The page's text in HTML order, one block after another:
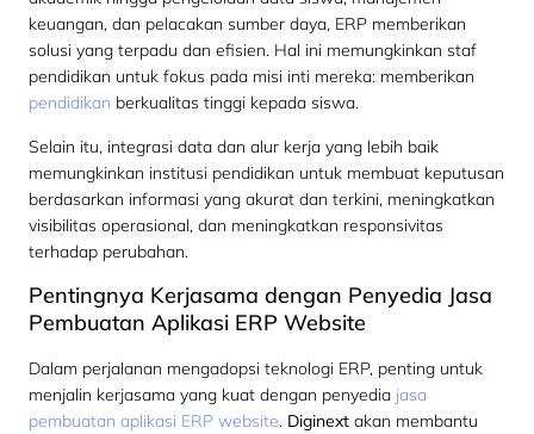
keuangan, dan pelacakan sumber daya, ERP memberikan
solusi yang terpadu dan efisien. Hal ini memungkinkan staf
pendidikan untuk fokus pada misi inti mereka: memberikan
pendidikan berkualitas tinggi kepada siswa.
Selain itu, integrasi data dan alur kerja yang lebih baik
memungkinkan institusi pendidikan untuk membuat keputusan
berdasarkan informasi yang akurat dan terkini, meningkatkan
visibilitas operasional, dan meningkatkan responsivitas
terhadap perubahan.
Pentingnya Kerjasama dengan Penyedia Jasa
Pembuatan Aplikasi ERP Website
Dalam perjalanan mengadopsi teknologi ERP, penting untuk
menjalin kerjasama yang kuat dengan penyedia jasa
pembuatan aplikasi ERP website. Diginext akan membantu